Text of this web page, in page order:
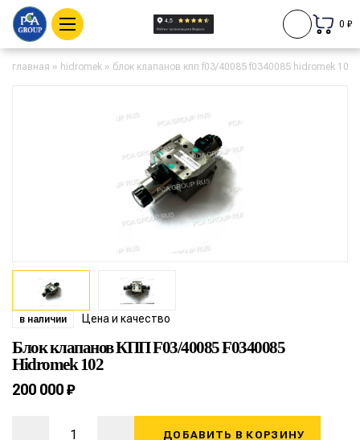
0 ₽
главная » hidromek » блок клапанов кпп f03/40085 f0340085 hidromek 102
в наличии Цена и качество
Блок клапанов КПП F03/40085 F0340085
Hidromek 102
200 000 ₽
ДОБАВИТЬ В КОРЗИНУ